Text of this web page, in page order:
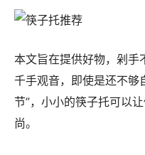
本文旨在提供好物，剁手
千手观音，即使是还不够
节”，小小的筷子托可以
尚。